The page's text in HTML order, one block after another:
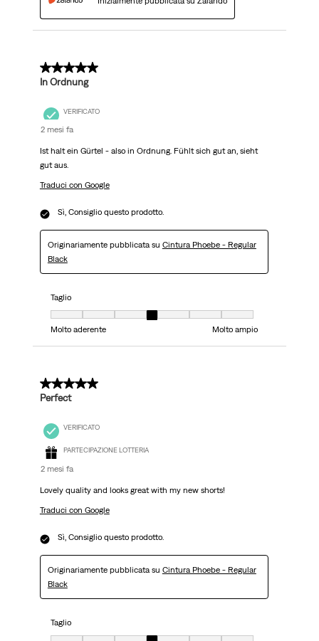
5 su 5 stelle.
In Ordnung
VERIFICATO
2 mesi fa
Ist halt ein Gürtel - also in Ordnung. Fühlt sich gut an, sieht
gut aus.
Traduci con Google
Sì, Consiglio questo prodotto.
Originariamente pubblicata su Cintura Phoebe - Regular
Black
Taglio
Taglio, 4 su 7, dove 1 è uguale a Molto aderente e 7 è uguale a Molto
Molto aderente
Molto ampio
5 su 5 stelle.
Perfect
VERIFICATO
PARTECIPAZIONE LOTTERIA
2 mesi fa
Lovely quality and looks great with my new shorts!
Traduci con Google
Sì, Consiglio questo prodotto.
Originariamente pubblicata su Cintura Phoebe - Regular
Black
Taglio